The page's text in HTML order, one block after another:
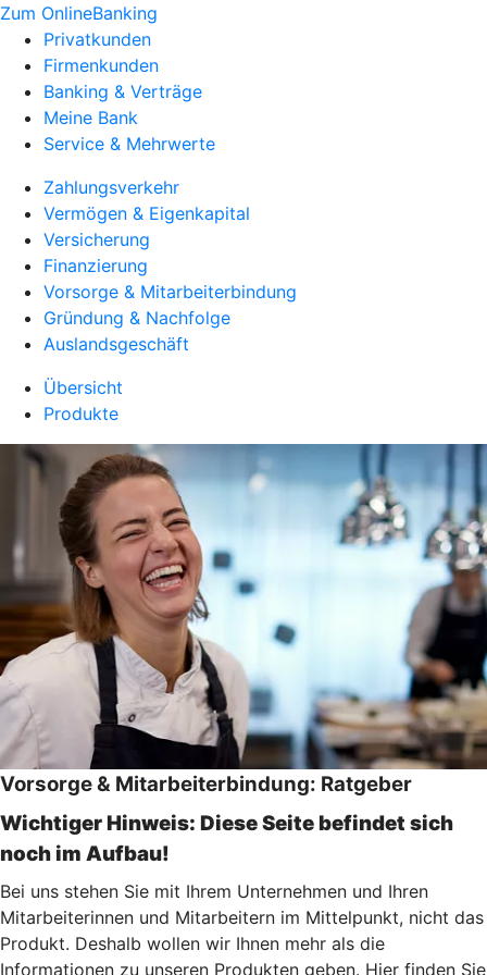
Zum OnlineBanking
Privatkunden
Firmenkunden
Banking & Verträge
Meine Bank
Service & Mehrwerte
Zahlungsverkehr
Vermögen & Eigenkapital
Versicherung
Finanzierung
Vorsorge & Mitarbeiterbindung
Gründung & Nachfolge
Auslandsgeschäft
Übersicht
Produkte
Vorsorge & Mitarbeiterbindung: Ratgeber
Wichtiger Hinweis: Diese Seite befindet sich
noch im Aufbau!
Bei uns stehen Sie mit Ihrem Unternehmen und Ihren
Mitarbeiterinnen und Mitarbeitern im Mittelpunkt, nicht das
Produkt. Deshalb wollen wir Ihnen mehr als die
Informationen zu unseren Produkten geben. Hier finden Sie